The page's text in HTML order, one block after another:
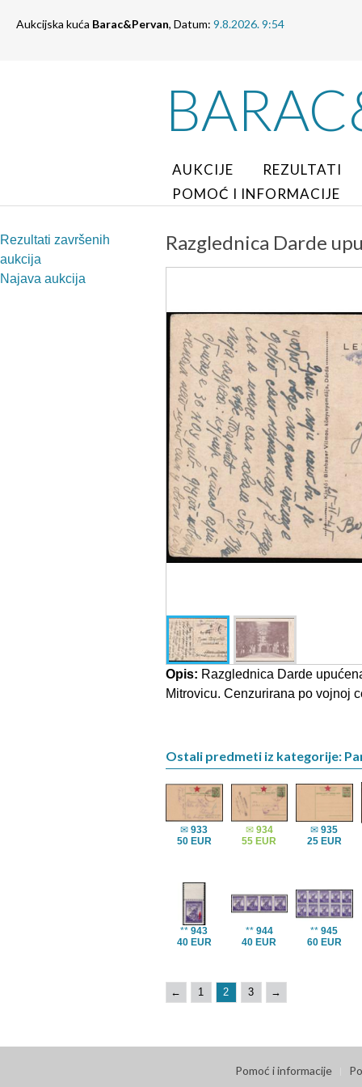
Aukcijska kuća Barac&Pervan, Datum: 9.8.2026. 9:54
AUKCIJE
REZULTATI
POMOĆ I INFORMACIJE
Rezultati završenih
aukcija
Najava aukcija
Razglednica Darde
Opis: Razglednica Darde
Mitrovicu. Cenzurirana po vojnoj
Ostali predmeti iz kategorije:
✉933
50 EUR
✉ 934
55 EUR
✉935
25 EUR
**943
40 EUR
** 944
40 EUR
**945
60 EUR
← 1 2 3 →
Pomoć i informacije